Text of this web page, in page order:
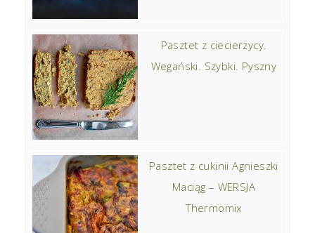
Pasztet z ciecierzycy.
Wegański. Szybki. Pyszny
Pasztet z cukinii Agnieszki
Maciąg – WERSJA
Thermomix